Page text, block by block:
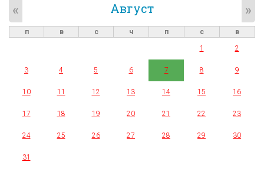
Август
« »
п в с ч п с
в
1
2
3 4 5 6 7 8 9
10 11 12 13 14 15 16
17 18 19 20 21 22 23
24 25 26 27 28 29 30
31